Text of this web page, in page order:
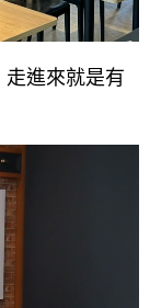
進來就是有